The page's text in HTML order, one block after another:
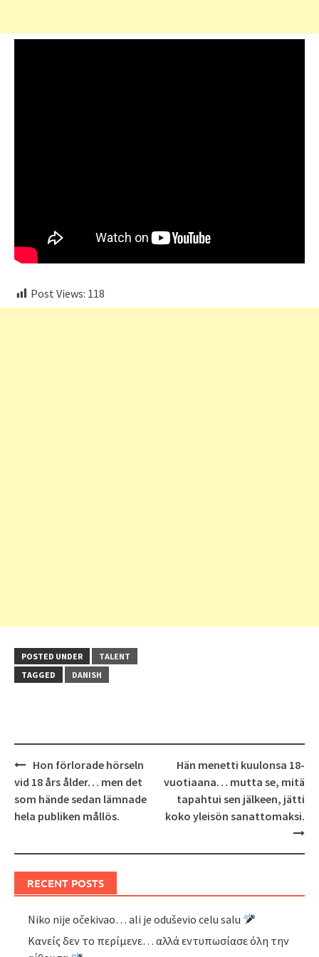
Post Views: 118
POSTED UNDER
TALENT
TAGGED
DANISH
Post
navigation
Hon förlorade hörseln
vid 18 års ålder… men det
som hände sedan lämnade
hela publiken mållös.
Hän menetti kuulonsa 18-
vuotiaana… mutta se, mitä
tapahtui sen jälkeen, jätti
koko yleisön sanattomaksi.
RECENT POSTS
Niko nije očekivao… ali je oduševio celu salu
Κανείς δεν το περίμενε… αλλά εντυπωσίασε όλη την